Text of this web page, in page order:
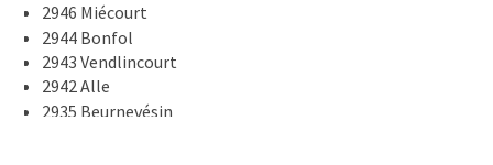
2946 Miécourt
2944 Bonfol
2943 Vendlincourt
2942 Alle
2935 Beurnevésin